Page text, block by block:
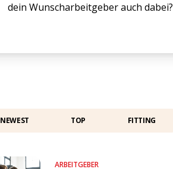
dein Wunscharbeitgeber auch dabei?
NEWEST TOP FITTING
ARBEITGEBER